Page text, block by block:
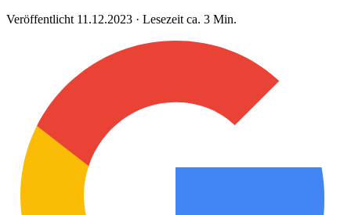
Veröffentlicht 11.12.2023 · Lesezeit ca. 3 Min.